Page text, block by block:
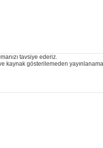
tavsiye ederiz.
kaynak gösterilemeden